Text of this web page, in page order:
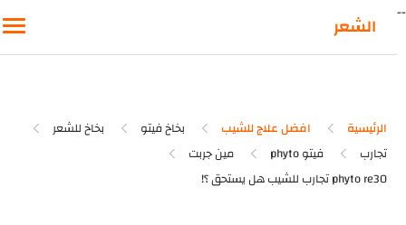
الشعر
الرئيسية افضل علاج للشيب بخاخ فيتو
بخاخ للشعر
تجارب
فيتو phyto مين جربت